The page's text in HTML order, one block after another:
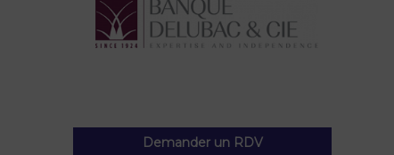
Demander un RDV